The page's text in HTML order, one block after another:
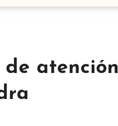
de atención